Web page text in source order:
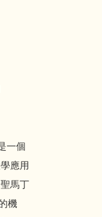
一個
應用
馬丁
機